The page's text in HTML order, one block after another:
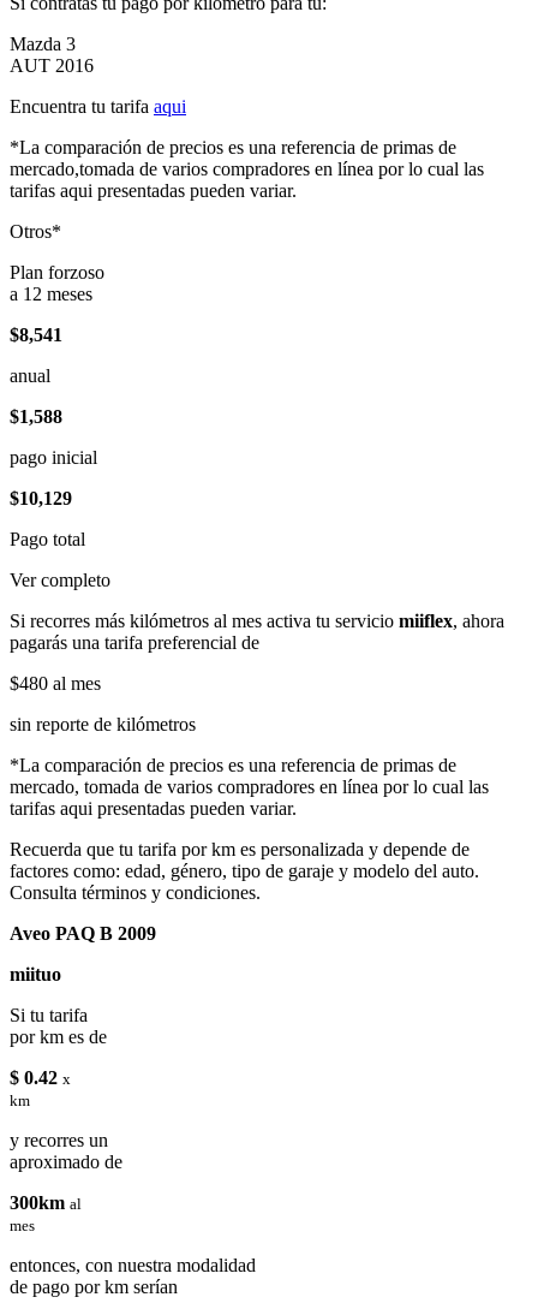
Mazda 3
AUT 2016
Encuentra tu tarifa aqui
*La comparación de precios es una referencia de primas de
mercado,tomada de varios compradores en línea por lo cual las
tarifas aqui presentadas pueden variar.
Otros*
Plan forzoso
a 12 meses
$8,541
anual
$1,588
pago inicial
$10,129
Pago total
Ver completo
Si recorres más kilómetros al mes activa tu servicio miiflex, ahora
pagarás una tarifa preferencial de
$480 al mes
sin reporte de kilómetros
*La comparación de precios es una referencia de primas de
mercado, tomada de varios compradores en línea por lo cual las
tarifas aqui presentadas pueden variar.
Recuerda que tu tarifa por km es personalizada y depende de
factores como: edad, género, tipo de garaje y modelo del auto.
Consulta términos y condiciones.
Aveo PAQ B 2009
miituo
Si tu tarifa
por km es de
$ 0.42 x
km
y recorres un
aproximado de
300km al
mes
entonces, con nuestra modalidad
de pago por km serían